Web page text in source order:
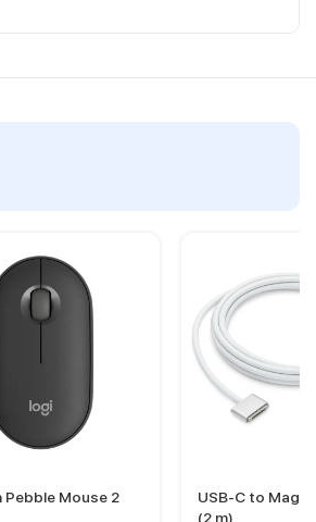
Mouse 2
USB-C to
(2 m)